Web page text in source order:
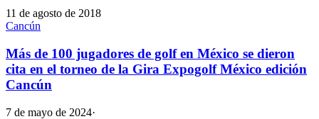
11 de agosto de 2018
Cancún
Más de 100 jugadores de golf en México se dieron
cita en el torneo de la Gira Expogolf México edición
Cancún
7 de mayo de 2024·